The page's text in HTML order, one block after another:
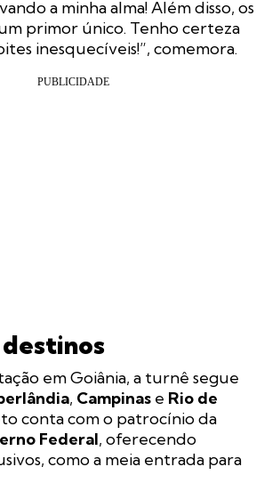
a minha alma! Além disso, os
primor único. Tenho certeza
inesquecíveis!”, comemora.
em Goiânia, a turnê segue
, Campinas e Rio de
conta com o patrocínio da
Federal, oferecendo
como a meia entrada para